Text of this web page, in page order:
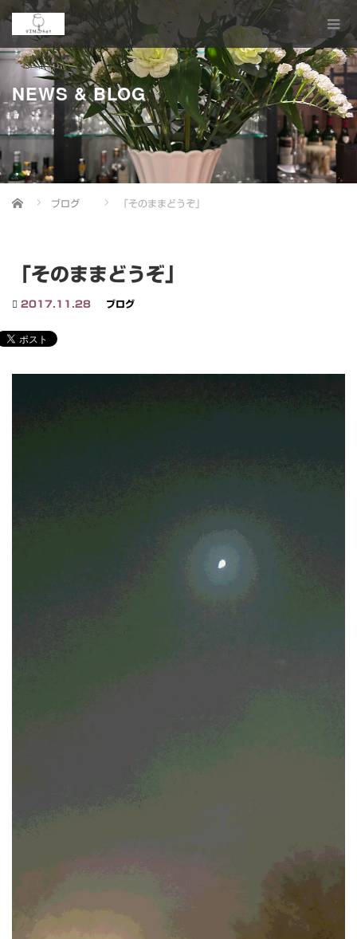
NEWS & BLOG
Home ブログ 「そのままどうぞ」
「そのままどうぞ」
2017.11.28 ブログ